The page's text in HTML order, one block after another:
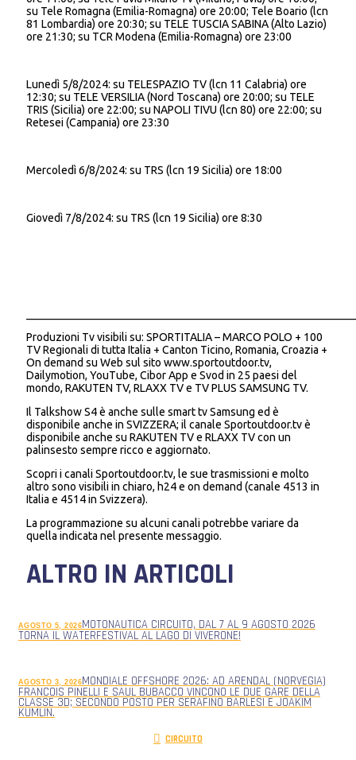
su Tele Romagna (Emilia-Romagna) ore 20:00; Tele Boario (lcn
81 Lombardia) ore 20:30; su TELE TUSCIA SABINA (Alto Lazio)
ore 21:30; su TCR Modena (Emilia-Romagna) ore 23:00
Lunedì 5/8/2024: su TELESPAZIO TV (lcn 11 Calabria) ore
12:30; su TELE VERSILIA (Nord Toscana) ore 20:00; su TELE
TRIS (Sicilia) ore 22:00; su NAPOLI TIVU (lcn 80) ore 22:00; su
Retesei (Campania) ore 23:30
Mercoledì 6/8/2024: su TRS (lcn 19 Sicilia) ore 18:00
Giovedì 7/8/2024: su TRS (lcn 19 Sicilia) ore 8:30
Produzioni Tv visibili su: SPORTITALIA – MARCO POLO + 100
TV Regionali di tutta Italia + Canton Ticino, Romania, Croazia +
On demand su Web sul sito www.sportoutdoor.tv,
Dailymotion, YouTube, Cibor App e Svod in 25 paesi del
mondo, RAKUTEN TV, RLAXX TV e TV PLUS SAMSUNG TV.
Il Talkshow S4 è anche sulle smart tv Samsung ed è
disponibile anche in SVIZZERA; il canale Sportoutdoor.tv è
disponibile anche su RAKUTEN TV e RLAXX TV con un
palinsesto sempre ricco e aggiornato.
Scopri i canali Sportoutdoor.tv, le sue trasmissioni e molto
altro sono visibili in chiaro, h24 e on demand (canale 4513 in
Italia e 4514 in Svizzera).
La programmazione su alcuni canali potrebbe variare da
quella indicata nel presente messaggio.
ALTRO IN ARTICOLI
AGOSTO 5, 2026MOTONAUTICA CIRCUITO, DAL 7 AL 9 AGOSTO 2026
TORNA IL WATERFESTIVAL AL LAGO DI VIVERONE!
AGOSTO 3, 2026MONDIALE OFFSHORE 2026: AD ARENDAL (NORVEGIA)
FRANCOIS PINELLI E SAUL BUBACCO VINCONO LE DUE GARE DELLA
CLASSE 3D; SECONDO POSTO PER SERAFINO BARLESI E JOAKIM
KUMLIN.
CIRCUITO